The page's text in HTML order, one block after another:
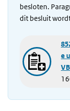
besloten.
dit besluit
e